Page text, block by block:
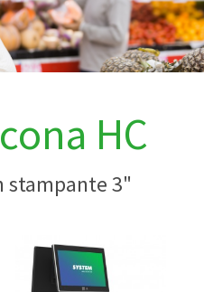
HC
stampante 3"